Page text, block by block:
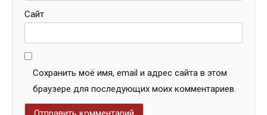
Сайт
Сохранить моё имя, email и адрес сайта в этом
браузере для последующих моих комментариев.